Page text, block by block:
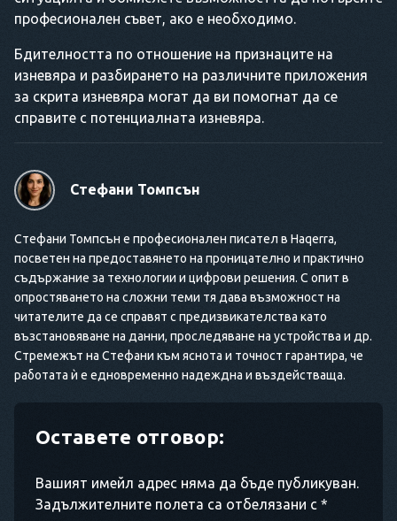
професионален съвет, ако е необходимо.
Бдителността по отношение на признаците на
изневяра и разбирането на различните приложения
за скрита изневяра могат да ви помогнат да се
справите с потенциалната изневяра.
Стефани Томпсън
Стефани Томпсън е професионален писател в Haqerra,
посветен на предоставянето на проницателно и практично
съдържание за технологии и цифрови решения. С опит в
опростяването на сложни теми тя дава възможност на
читателите да се справят с предизвикателства като
възстановяване на данни, проследяване на устройства и др.
Стремежът на Стефани към яснота и точност гарантира, че
работата ѝ е едновременно надеждна и въздействаща.
Оставете отговор:
Вашият имейл адрес няма да бъде публикуван.
Задължителните полета са отбелязани с *